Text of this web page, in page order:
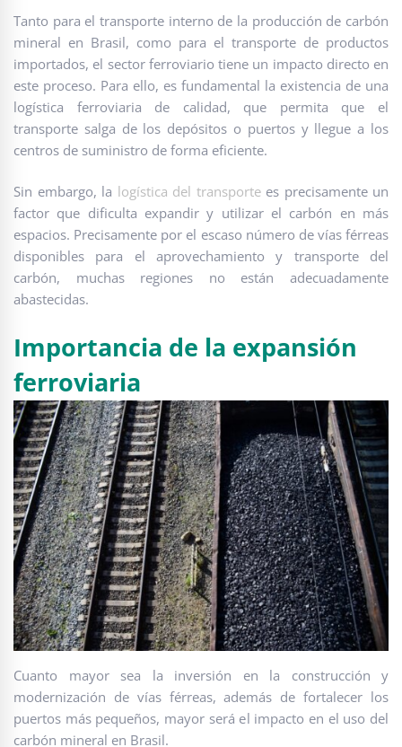
Tanto para el transporte interno de la producción de carbón
mineral en Brasil, como para el transporte de productos
importados, el sector ferroviario tiene un impacto directo en
este proceso. Para ello, es fundamental la existencia de una
logística ferroviaria de calidad, que permita que el
transporte salga de los depósitos o puertos y llegue a los
centros de suministro de forma eficiente.
Sin embargo, la logística del transportees precisamente un
factor que dificulta expandir y utilizar el carbón en más
espacios. Precisamente por el escaso número de vías férreas
disponibles para el aprovechamiento y transporte del
carbón, muchas regiones no están adecuadamente
abastecidas.
Importancia de la expansión
ferroviaria
Cuanto mayor sea la inversión en la construcción y
modernización de vías férreas, además de fortalecer los
puertos más pequeños, mayor será el impacto en el uso del
carbón mineral en Brasil.